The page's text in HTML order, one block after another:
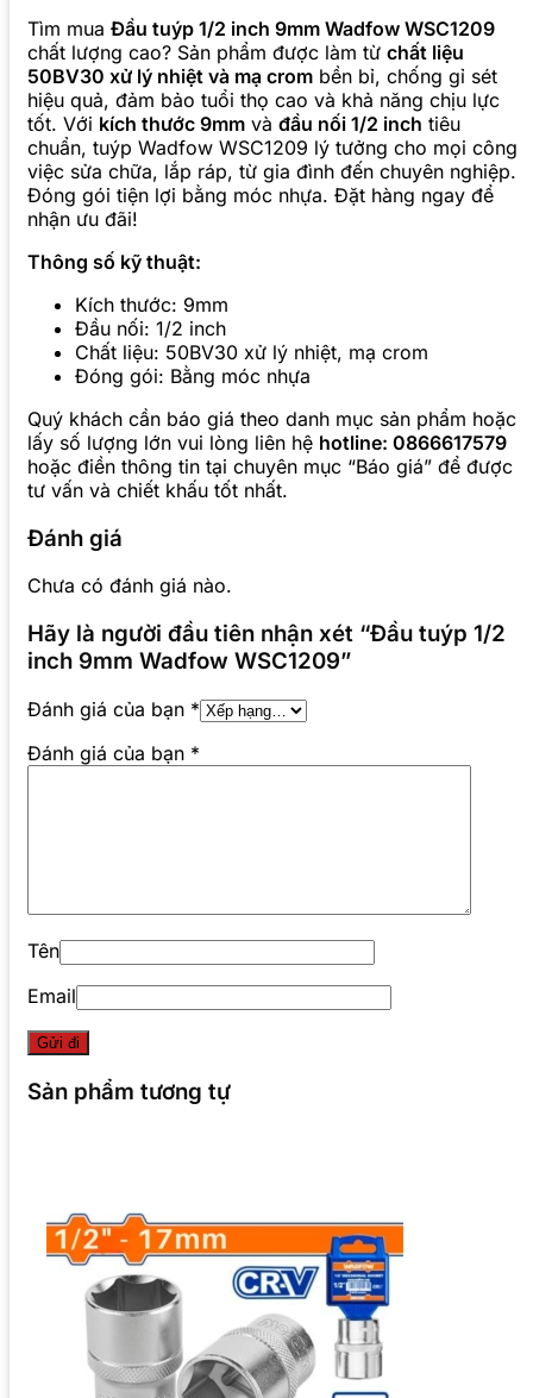
Tìm mua Đầu tuýp 1/2 inch 9mm Wadfow WSC1209
chất lượng cao? Sản phẩm được làm từ chất liệu
50BV30 xử lý nhiệt và mạ crom bền bỉ, chống gỉ sét
hiệu quả, đảm bảo tuổi thọ cao và khả năng chịu lực
tốt. Với kích thước 9mm và đầu nối 1/2 inch tiêu
chuẩn, tuýp Wadfow WSC1209 lý tưởng cho mọi công
việc sửa chữa, lắp ráp, từ gia đình đến chuyên nghiệp.
Đóng gói tiện lợi bằng móc nhựa. Đặt hàng ngay để
nhận ưu đãi!
Thông số kỹ thuật:
Kích thước: 9mm
Đầu nối: 1/2 inch
Chất liệu: 50BV30 xử lý nhiệt, mạ crom
Đóng gói: Bằng móc nhựa
Quý khách cần báo giá theo danh mục sản phẩm hoặc
lấy số lượng lớn vui lòng liên hệ hotline: 0866617579
hoặc điền thông tin tại chuyên mục “Báo giá” để được
tư vấn và chiết khấu tốt nhất.
Đánh giá
Chưa có đánh giá nào.
Hãy là người đầu tiên nhận xét “Đầu tuýp 1/2
inch 9mm Wadfow WSC1209”
Đánh giá của bạn *
Đánh giá của bạn *
Tên
Email
Sản phẩm tương tự